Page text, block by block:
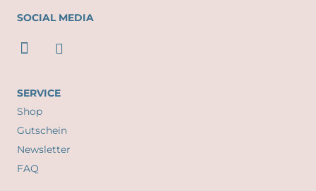
SOCIAL MEDIA
SERVICE
Shop
Gutschein
Newsletter
FAQ